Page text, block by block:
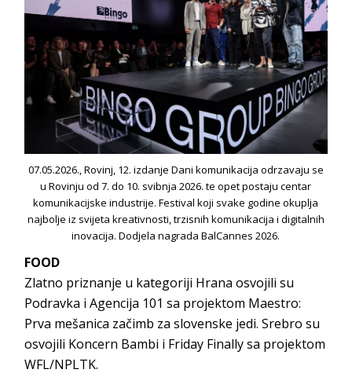
07.05.2026., Rovinj, 12. izdanje Dani komunikacija odrzavaju se
u Rovinju od 7. do 10. svibnja 2026. te opet postaju centar
komunikacijske industrije. Festival koji svake godine okuplja
najbolje iz svijeta kreativnosti, trzisnih komunikacija i digitalnih
inovacija. Dodjela nagrada BalCannes 2026.
FOOD
Zlatno priznanje u kategoriji Hrana osvojili su
Podravka i Agencija 101 sa projektom Maestro:
Prva mešanica začimb za slovenske jedi. Srebro su
osvojili Koncern Bambi i Friday Finally sa projektom
WFL/NPLTK.